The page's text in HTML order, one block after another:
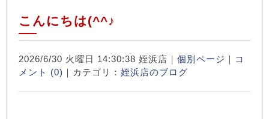
こんにちは(^^♪
2026/6/30 火曜日 14:30:38 姪浜店｜ 個別ページ ｜ コ
メント (0) ｜カテゴリ： 姪浜店のブログ